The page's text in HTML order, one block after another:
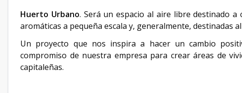
Huerto Urbano. Será un espacio al aire libre destinado
aromáticas a pequeña escala y, generalmente, destinadas
Un proyecto que nos inspira a hacer un cambio
compromiso de nuestra empresa para crear áreas de
capitaleñas.